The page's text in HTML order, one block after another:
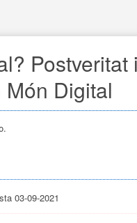
Digital
03-09-2021